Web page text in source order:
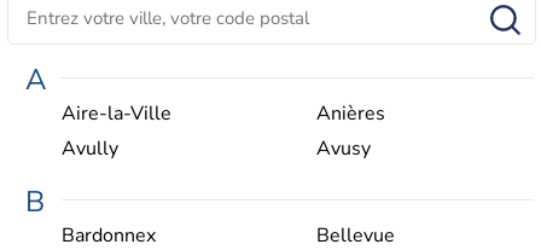
A
Aire-la-Ville
Anières
Avully
Avusy
B
Bardonnex
Bellevue